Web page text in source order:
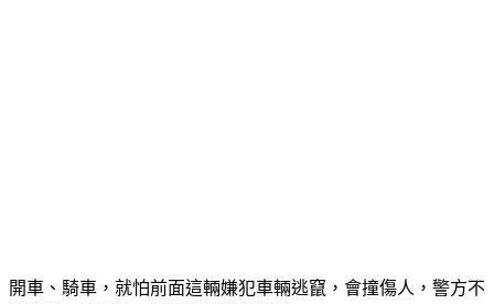
開車、騎車，就怕前面這輛嫌犯車輛逃竄，會撞傷人，警方不